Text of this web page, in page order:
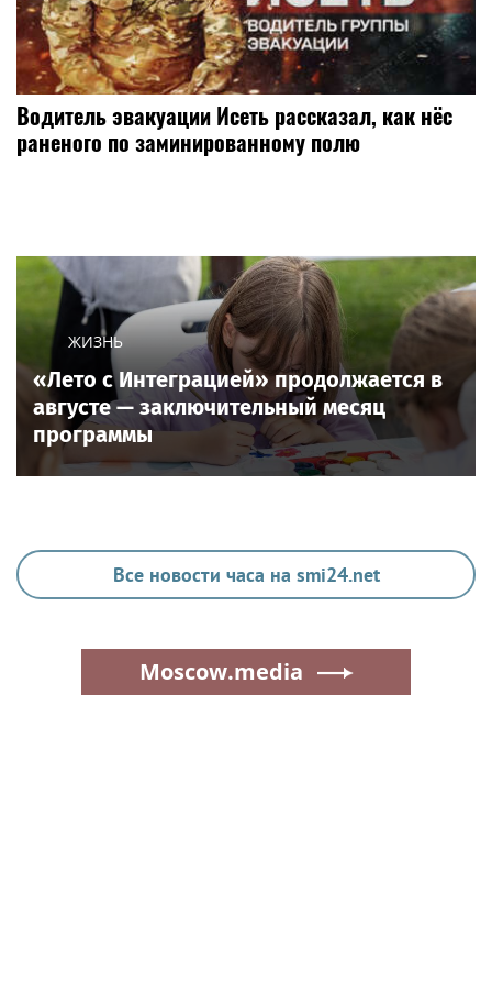
Водитель эвакуации Исеть рассказал, как нёс
раненого по заминированному полю
ЖИЗНЬ
«Лето с Интеграцией» продолжается в
августе — заключительный месяц
программы
Все новости часа на smi24.net
Moscow.media